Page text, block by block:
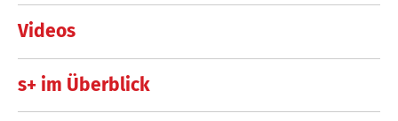
Videos
s+ im Überblick